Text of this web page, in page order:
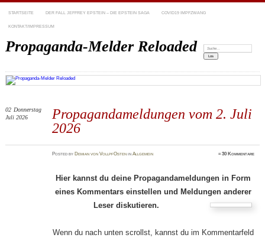
STARTSEITE DER FALL JEFFREY EPSTEIN – DIE EPSTEIN SAGA COVID19 IMPFZWANG
KONTAKT/IMPRESSUM
Propaganda-Melder Reloaded Suchen:
Propagandameldungen vom 2. Juli
2026
02 Donnerstag
Juli 2026
Posted by Demian von VollpfOstenin Allgemein ≈30 Kommentare
Hier kannst du deine Propagandameldungen in Form
eines Kommentars einstellen und Meldungen anderer
Leser diskutieren.
Wenn du nach unten scrollst, kannst du im Kommentarfeld